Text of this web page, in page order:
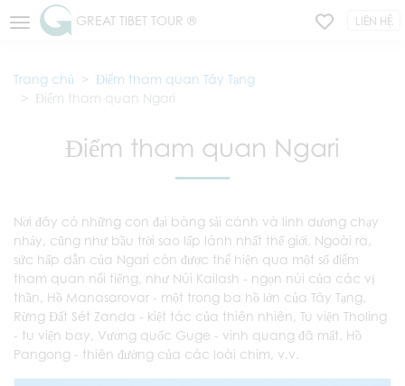
GREAT TIBET TOUR ® LIÊN HỆ
Trang chủ
Điểm tham quan Tây Tạng
Điểm tham quan Ngari
Điểm tham quan Ngari
Nơi đây có những con đại bàng sải cánh và linh dương chạy
nhảy, cũng như bầu trời sao lấp lánh nhất thế giới. Ngoài ra,
sức hấp dẫn của Ngari còn được thể hiện qua một số điểm
tham quan nổi tiếng, như Núi Kailash - ngọn núi của các vị
thần, Hồ Manasarovar - một trong ba hồ lớn của Tây Tạng,
Rừng Đất Sét Zanda - kiệt tác của thiên nhiên, Tu viện Tholing
- tu viện bay, Vương quốc Guge - vinh quang đã mất, Hồ
Pangong - thiên đường của các loài chim, v.v.